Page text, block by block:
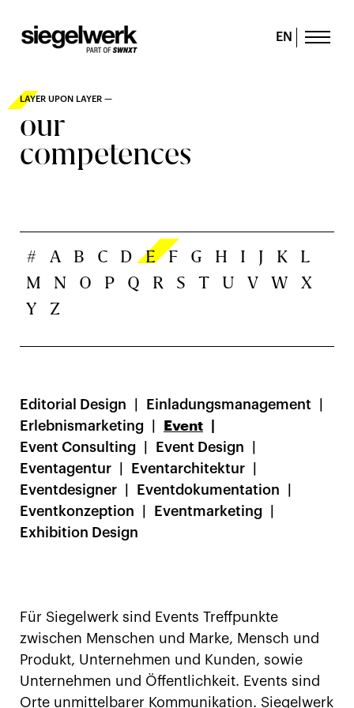
EN
LAYER UPON LAYER —
our
competences
# A B C D E F G H I J K
L
M
N O P Q R S T U V W
X
Y
Z
Editorial Design
Einladungsmanagement
Erlebnismarketing
Event
Event Consulting
Event Design
Eventagentur
Eventarchitektur
Eventdesigner
Eventdokumentation
Eventkonzeption
Eventmarketing
Exhibition Design
Für Siegelwerk sind Events Treffpunkte
zwischen Menschen und Marke, Mensch und
Produkt, Unternehmen und Kunden, sowie
Unternehmen und Öffentlichkeit. Events sind
Orte unmittelbarer Kommunikation. Siegelwerk